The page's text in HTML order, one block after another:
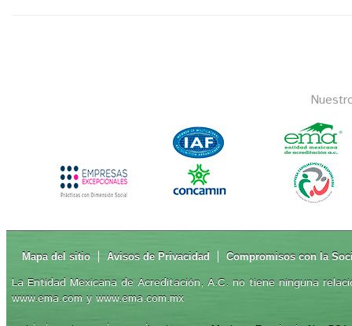
Mapa del sitio Avisos de Privacidad Compromisos con la
La Entidad Mexicana de Acreditación, A.C. no tiene ninguna
www.ema.com y www.ema.com.mx